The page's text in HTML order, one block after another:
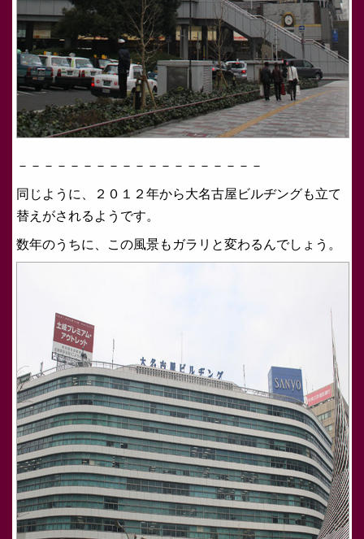
－－－－－－－－－－－－－－－－－－－
同じように、２０１２年から大名古屋ビルヂングも立て
替えがされるようです。
数年のうちに、この風景もガラリと変わるんでしょう。